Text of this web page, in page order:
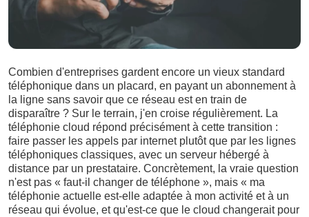
Combien d'entreprises gardent encore un vieux standard
téléphonique dans un placard, en payant un abonnement à
la ligne sans savoir que ce réseau est en train de
disparaître ? Sur le terrain, j'en croise régulièrement. La
téléphonie cloud répond précisément à cette transition :
faire passer les appels par internet plutôt que par les lignes
téléphoniques classiques, avec un serveur hébergé à
distance par un prestataire. Concrètement, la vraie question
n'est pas « faut-il changer de téléphone », mais « ma
téléphonie actuelle est-elle adaptée à mon activité et à un
réseau qui évolue, et qu'est-ce que le cloud changerait pour